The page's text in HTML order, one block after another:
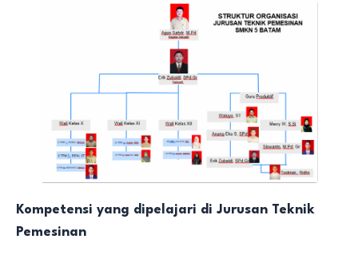
Kompetensi yang dipelajari di Jurusan Teknik
Pemesinan